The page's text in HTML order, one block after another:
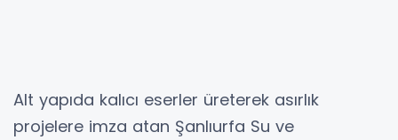
Alt yapıda kalıcı eserler üreterek asırlık
projelere imza atan Şanlıurfa Su ve